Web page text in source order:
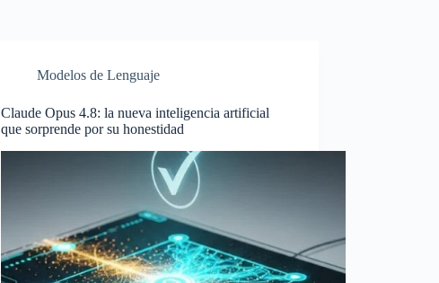
Modelos de Lenguaje
Claude Opus 4.8: la nueva inteligencia artificial
que sorprende por su honestidad